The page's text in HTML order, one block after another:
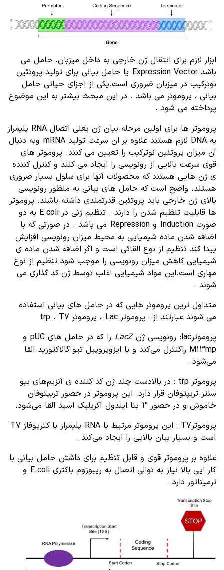
ابزار لازم برای انتقال ژن خارجی به داخل میزبان، حامل می
باشد Expression Vector یا حامل بیانی برای تولید پروتئین
نوترکیب در میزبان ضروری است.یکی از اجزای حیاتی حامل
بیانی ، پروموتر می باشد . در این مبحث بیشتر به این موضوع
پرداخته می شود .
پروموتر ها برای اولین مرحله بیان ژن یعنی اتصال RNA پلیمراز
به DNA لازم هستند علاوه بر ان سرعت تولید mRNA وبه دنبال
آن میزان پروتئین نوترکیب را تعیین می کنند. پروموتر های
قوی سرعت بالایی از رونویسی را ایجاد می کنند و کنترل کننده
ی ژن هایی هستند که محصولات آنها برای سلول بسیار ضروری
هستند. واضح است که حامل های بیانی به منظور رونویسی
بالای ژن خارجی باید پروتئین قدرتمندی داشته باشند. پروموتر
ها قابلیت تنظیم شدن را دارند . تنظیم ژنی در E.coli به دو
صورت Induction و Repression می باشد . در صورتی که با
اضافه شدن ماده شیمیایی به محیط میزان رونویسی افزایش
پیدا کند تنظیم از نوع القائی است و اگر اضافه شدن ماده ی
شیمیایی کاهش میزان رونویسی را موجب شود تنظیم از نوع
مهاری است.این مواد شیمیایی اغلب توسط ژن کد گذاری می
شوند .
متداول ترین پروموتر هایی که در حامل های بیانی استفاده
می شوند عبارتند از : پروموتر Lac ، پروموتر trp ، T7
پروموترlac: رونویسی ژن
LacZ
را که در حامل های pUC و
M13mp راکنترل می‌کند و با ایزوپروپیل تیو گالاکتوزید القا
می‌شود .
پروموتر trp : در بالادست چند ژن کد کننده ی آنزیم‌های بیو
سنتز تریپتوفان قرار دارد‌. این پروموتر در حضور تریپتوفان
خاموش و در حضور 3 بتا ایندول آکریلیک اسید القا می‌شود.
پروموترT7 : این پروموتر مرتیط با RNA پلیمراز با کتریوفاژ T7
است و بسیار بیان بالایی را ایجاد می‌کند .
علاوه بر پروموتر قوی و قابل تنظیم برای داشتن حامل بیانی با
کار ایی بالا نیاز به توالی اتصال به ریبوزوم باکتری E.coli و
ترمیناتور دارد .